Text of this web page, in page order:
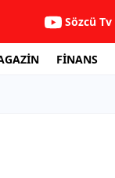
Sözcü Tv
FİNANS